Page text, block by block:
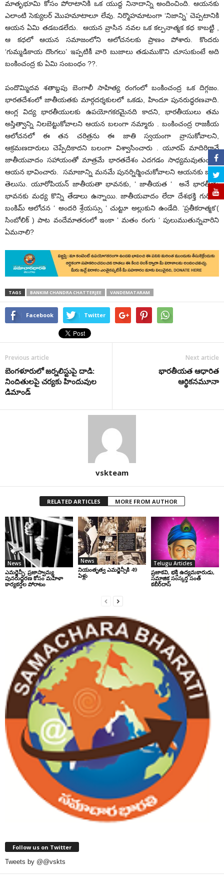
మాతృభూమి కోసం పోరాటానికి ఒక యుద్ద నినాదాన్ని అందించింది. ఆయనకు
ఎలాంటి సెక్యులర్ మొహమాటాలూ లేవు. నిర్మొహమాటంగా ‘నిజాన్ని‘ చెప్పటానికి
ఆయన ఏమి తడబడలేదు. ఆయన వ్రాసిన నవల ఒక కల్పనాత్మక కధ కాబట్టి ,
ఆ కధలో ఆయన సమాజంలోని ఆలోచనలకు ప్రాణం పోశారు. కొందరు
‘గుమ్మడికాయ దొంగలు’ ఇప్పటికీ వారి బుజాలు తడుముకొని చూసుకుంటే అది
బంకించంద్ర కు ఏమి సంబంధం ??.
పందొమ్మిదవ శతాబ్దపు బెంగాలీ సాహిత్య రంగంలో బంకించంద్ర ఒక దిగ్గజం.
భారతదేశంలో జాతీయతకు మార్గదర్శకులలో ఒకడు, హిందూ పునరుద్ధరణవాది.
ఆంగ్ల విద్య భారతీయులకు ఉపయోగకరమైనది కాదని, భారతీయులు తమ
అస్తిత్వాన్ని నిలబెట్టుకోవాలని ఆయన బలంగా నమ్మారు . బంకించంద్ర రాజకీయ
ఆలోచనలో ఈ తన చరిత్రను ఈ జాతి స్వయంగా వ్రాసుకోవాలని,
ఆక్రమణదారులు చెప్పేదికాదని బలంగా విశ్వాసించారు . యూరప్ మాదిరిగానే
జాతీయవాదం సహాయంతో మాత్రమే భారతదేశం ఎదగడం సాధ్యమవుతుందని
ఆయన భావించారు. సమాజాన్ని మనమే పునర్నిర్మించుకోవాలని ఆయనకు బాగా
తెలుసు. యూరోపియన్ జాతీయతా భావనకు, ‘ జాతీయత ‘ అనే భారతీయ
భావనకు మధ్య కొన్ని తేడాలు ఉన్నాయి. జాతీయవాదం లేదా దేశభక్తి గురించి
బంకిమ్ ఆలోచన ‘ అందరి శ్రేయస్సు ‘ చుట్టూ అల్లుకుని ఉండేది. ‘ప్రతీకరాత్మక‘(
సింబోలిక్ ) పాట వందేమాతరంలో ఇంకా ‘ మతం రంగు ‘ పులుముతున్నవారిని
ఏమనాలి?
TAGS BANKIM CHANDRA CHATTERJEE VANDEMATARAM
Facebook Twitter
Previous article
బెంగళూరులో జర్నలిస్టుపై దాడి:
నిందితులపై చర్యకు హిందువుల
డిమాండ్
Next article
భారతీయత ఆధారిత
ఆర్థికనమూనా
vskteam
RELATED ARTICLES MORE FROM AUTHOR
News
ఎమర్జెన్సీ: ప్రజాస్వామ్య
పునరుద్ధరణ కోసం మహిళా
కార్యకర్తల పోరాటం
News
నియంతృత్వ ఎమర్జెన్సీకి 49
ఏళ్లు
Telugu Articles
ప్రజాకవి, భక్తి ఉద్యమకారుడు,
సమాజిక సంస్కర్త సంత్‌
కబీర్‌దాస్‌
Follow us on Twitter
Tweets by @@vskts